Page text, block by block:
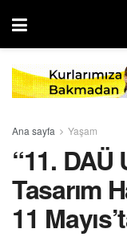
Ana sayfa Yaşam
“11. DAÜ
Tasarım
11